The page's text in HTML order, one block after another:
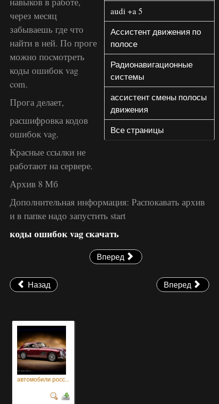
audi +a 5
Ассистент движения по
полосе
Радионавигационные
системы
ассистент смены полосы
движения
Все страницы
через месяц
забываешь где что
найти в ней. По проге
можно посмотреть
коды ошибок vag
com.
Прога делает,
расшифровка кодов
ошибок vag.
Красные ссылки не
работают на сервере.
Архив 8 Мб
Дополнительная информация: Распокавать архив
и в папке надо запустить start
коды ошибок vag скачать
Вперед
Назад Вперед
автомобили росс...